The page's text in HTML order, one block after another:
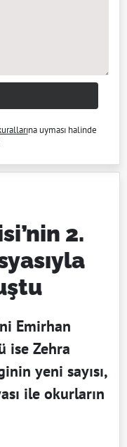
na uyması halinde
2.
Emirhan
ise Zehra
yeni sayısı,
ile okurların